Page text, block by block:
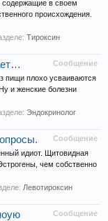
содержащие в своем
происхождения.
Тироксин
Сообщение
пищи плохо усваиваются
и женские болезни
Эндокринолог
Сообщение
идиот. Щитовидная
чем собственно
Левотироксин
Сообщение